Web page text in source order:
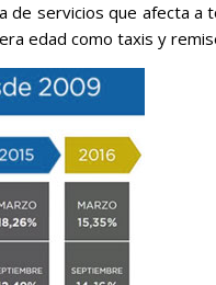
servicios que afecta a
edad como taxis y